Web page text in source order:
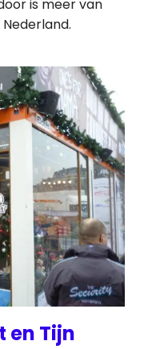
is meer van
en Tijn